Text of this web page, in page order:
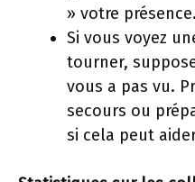
» votre présence.
Si vous voyez
tourner,
vous a pas vu.
secours ou
si cela peut